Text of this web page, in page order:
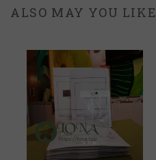
ALSO MAY YOU LIKE